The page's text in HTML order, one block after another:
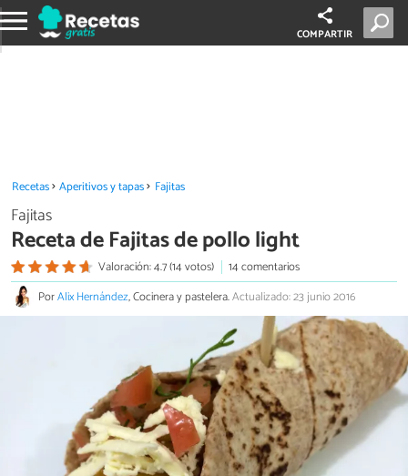
COMPARTIR
Recetas Aperitivos y tapas Fajitas
Fajitas
Receta de Fajitas de pollo light
Valoración: 4.7 (14 votos)
14 comentarios
PorAlix Hernández, Cocinera y pastelera.Actualizado: 23 junio 2016